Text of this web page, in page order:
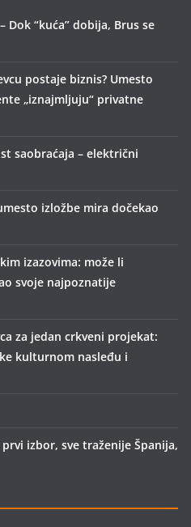
Dok “kuća” dobija, Brus se
postaje biznis? Umesto
„iznajmljuju“ privatne
saobraćaja – električni
izložbe mira dočekao
izazovima: može li
svoje najpoznatije
za jedan crkveni projekat:
kulturnom nasleđu i
izbor, sve traženije Španija,